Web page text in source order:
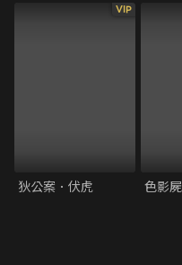
VIP
狄公案．伏虎 色影屍